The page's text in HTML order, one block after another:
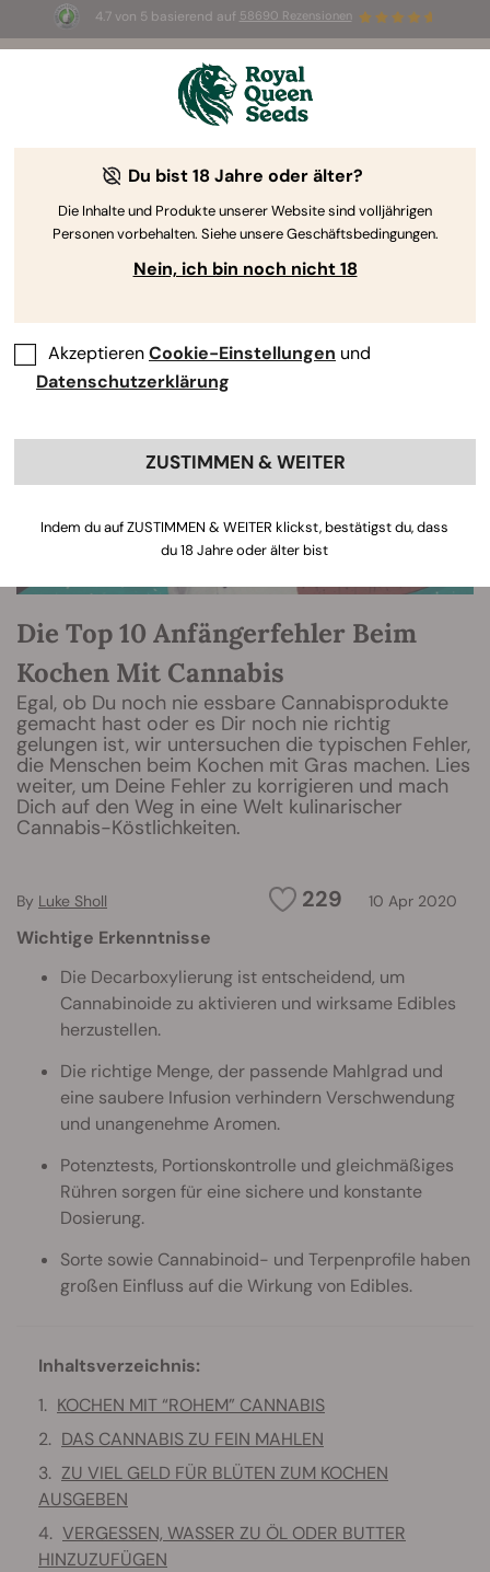
4.7 von 5 basierend auf 58690 Rezensionen
☀️ Sommer-Sale: Bis zu 50 % Rabatt
auf ausgewählte Produkte! ⏤
The RQS Blog
Die Top 10 Anfängerfehler Beim
Kochen Mit Cannabis
Egal, ob Du noch nie essbare Cannabisprodukte
gemacht hast oder es Dir noch nie richtig
gelungen ist, wir untersuchen die typischen Fehler,
die Menschen beim Kochen mit Gras machen. Lies
weiter, um Deine Fehler zu korrigieren und mach
Dich auf den Weg in eine Welt kulinarischer
Cannabis-Köstlichkeiten.
229 10 Apr 2020
By Luke Sholl
Wichtige Erkenntnisse
Die Decarboxylierung ist entscheidend, um
Cannabinoide zu aktivieren und wirksame Edibles
herzustellen.
Die richtige Menge, der passende Mahlgrad und
eine saubere Infusion verhindern Verschwendung
und unangenehme Aromen.
Potenztests, Portionskontrolle und gleichmäßiges
Rühren sorgen für eine sichere und konstante
Dosierung.
Sorte sowie Cannabinoid- und Terpenprofile haben
großen Einfluss auf die Wirkung von Edibles.
Inhaltsverzeichnis:
KOCHEN MIT “ROHEM” CANNABIS
DAS CANNABIS ZU FEIN MAHLEN
ZU VIEL GELD FÜR BLÜTEN ZUM KOCHEN
AUSGEBEN
VERGESSEN, WASSER ZU ÖL ODER BUTTER
HINZUZUFÜGEN
Du bist 18 Jahre oder älter?
Die Inhalte und Produkte unserer Website sind volljährigen
Personen vorbehalten. Siehe unsere Geschäftsbedingungen.
Nein, ich bin noch nicht 18
AkzeptierenCookie-Einstellungen und
Datenschutzerklärung
ZUSTIMMEN & WEITER
Indem du auf ZUSTIMMEN & WEITER klickst, bestätigst du, dass
du 18 Jahre oder älter bist